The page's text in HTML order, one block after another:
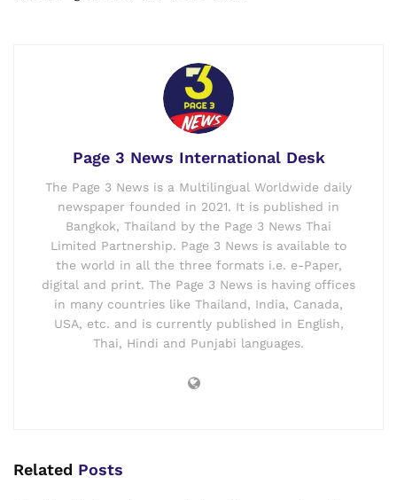
Page 3 News International Desk
The Page 3 News is a Multilingual Worldwide daily
newspaper founded in 2021. It is published in
Bangkok, Thailand by the Page 3 News Thai
Limited Partnership. Page 3 News is available to
the world in all the three formats i.e. e-Paper,
digital and print. The Page 3 News is having offices
in many countries like Thailand, India, Canada,
USA, etc. and is currently published in English,
Thai, Hindi and Punjabi languages.
Related Posts